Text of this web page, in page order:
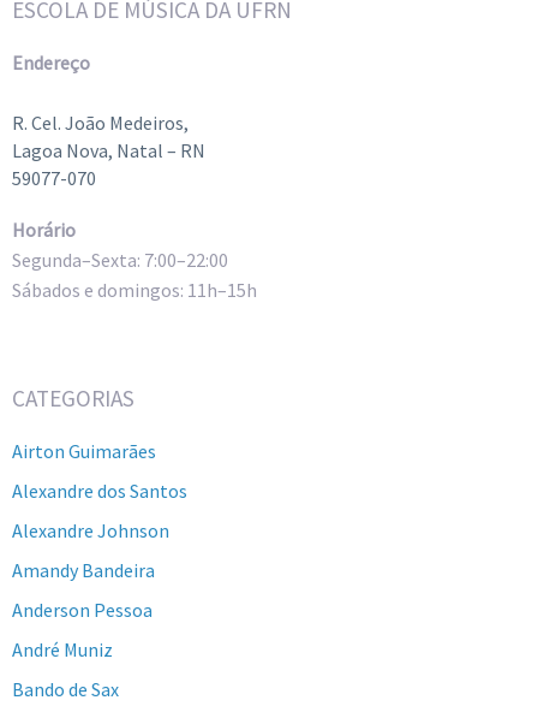
ESCOLA DE MÚSICA DA UFRN
Endereço
R. Cel. João Medeiros,
Lagoa Nova, Natal – RN
59077-070
Horário
Segunda–Sexta: 7:00–22:00
Sábados e domingos: 11h–15h
CATEGORIAS
Airton Guimarães
Alexandre dos Santos
Alexandre Johnson
Amandy Bandeira
Anderson Pessoa
André Muniz
Bando de Sax